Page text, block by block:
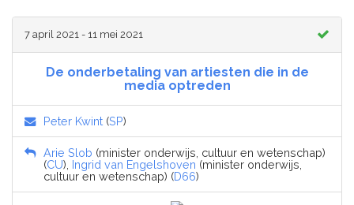
7 april 2021 - 11 mei 2021
De onderbetaling van artiesten die in de
media optreden
Peter Kwint (SP)
Arie Slob (minister onderwijs, cultuur en wetenschap)
(CU), Ingrid van Engelshoven (minister onderwijs,
cultuur en wetenschap) (D66)